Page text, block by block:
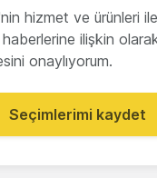
hizmet ve ürünleri
ilişkin
onaylıyorum.
Seçimlerimi kaydet